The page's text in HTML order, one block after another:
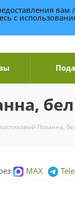
Лозанна,
MAX
вам
с